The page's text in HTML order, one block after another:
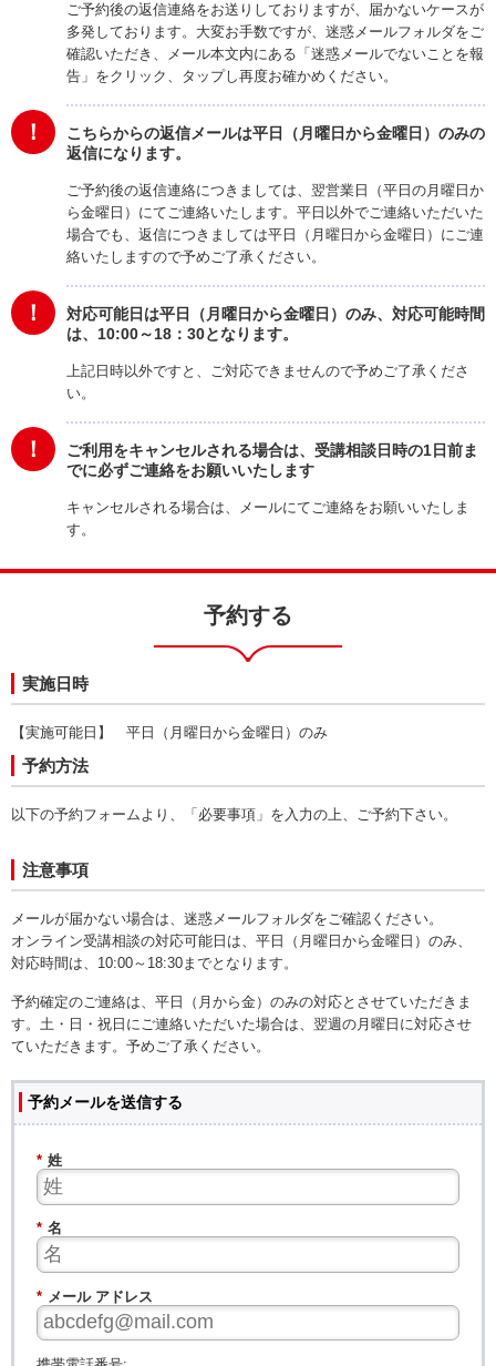
ご予約後の返信連絡をお送りしておりますが、届かないケースが
多発しております。大変お手数ですが、迷惑メールフォルダをご
確認いただき、メール本文内にある「迷惑メールでないことを報
告」をクリック、タップし再度お確かめください。
！
こちらからの返信メールは平日（月曜日から金曜日）のみの
返信になります。
ご予約後の返信連絡につきましては、翌営業日（平日の月曜日か
ら金曜日）にてご連絡いたします。平日以外でご連絡いただいた
場合でも、返信につきましては平日（月曜日から金曜日）にご連
絡いたしますので予めご了承ください。
！
対応可能日は平日（月曜日から金曜日）のみ、対応可能時間
は、10:00～18：30となります。
上記日時以外ですと、ご対応できませんので予めご了承くださ
い。
！
ご利用をキャンセルされる場合は、受講相談日時の1日前ま
でに必ずご連絡をお願いいたします
キャンセルされる場合は、メールにてご連絡をお願いいたしま
す。
予約する
実施日時
【実施可能日】 平日（月曜日から金曜日）のみ
予約方法
以下の予約フォームより、「必要事項」を入力の上、ご予約下さい。
注意事項
メールが届かない場合は、迷惑メールフォルダをご確認ください。
オンライン受講相談の対応可能日は、平日（月曜日から金曜日）のみ、
対応時間は、10:00～18:30までとなります。
予約確定のご連絡は、平日（月から金）のみの対応とさせていただきま
す。土・日・祝日にご連絡いただいた場合は、翌週の月曜日に対応させ
ていただきます。予めご了承ください。
予約メールを送信する
* 姓
* 名
* メール アドレス